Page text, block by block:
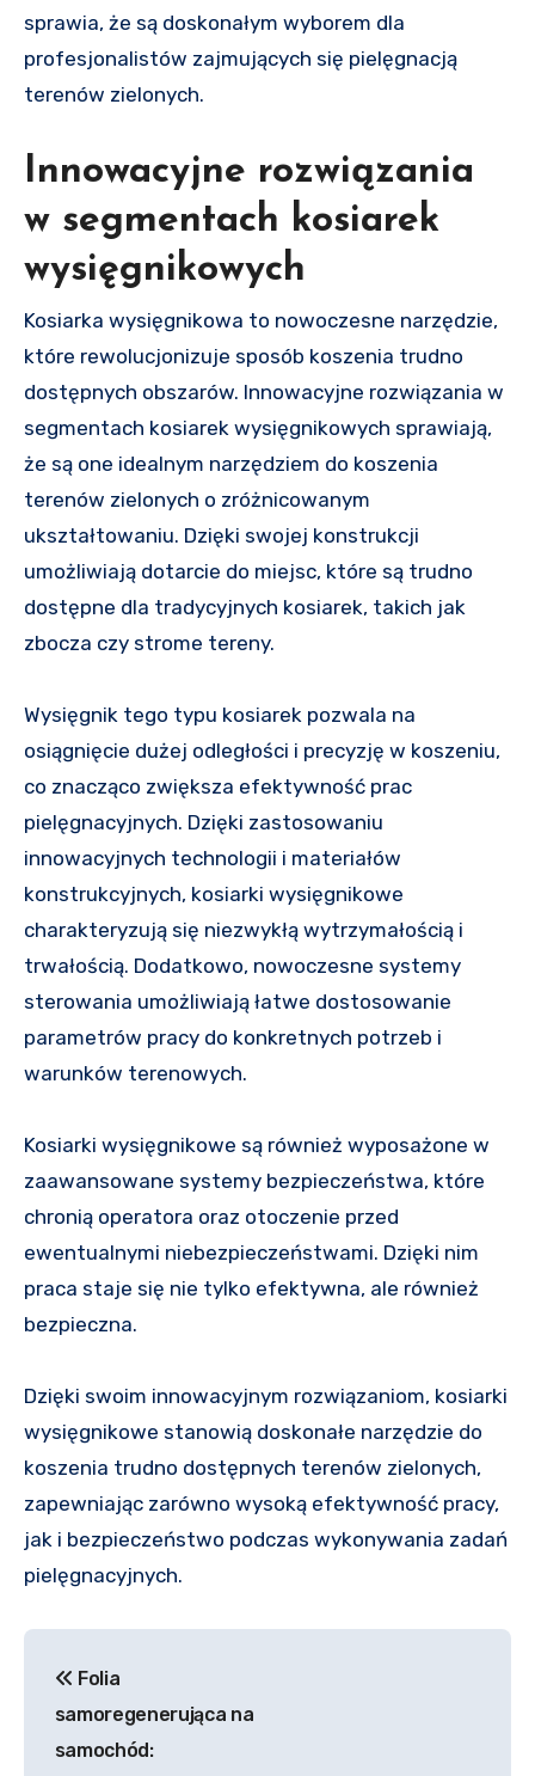
sprawia, że są doskonałym wyborem dla
profesjonalistów zajmujących się pielęgnacją
terenów zielonych.
Innowacyjne rozwiązania
w segmentach kosiarek
wysięgnikowych
Kosiarka wysięgnikowa to nowoczesne narzędzie,
które rewolucjonizuje sposób koszenia trudno
dostępnych obszarów. Innowacyjne rozwiązania w
segmentach kosiarek wysięgnikowych sprawiają,
że są one idealnym narzędziem do koszenia
terenów zielonych o zróżnicowanym
ukształtowaniu. Dzięki swojej konstrukcji
umożliwiają dotarcie do miejsc, które są trudno
dostępne dla tradycyjnych kosiarek, takich jak
zbocza czy strome tereny.
Wysięgnik tego typu kosiarek pozwala na
osiągnięcie dużej odległości i precyzję w koszeniu,
co znacząco zwiększa efektywność prac
pielęgnacyjnych. Dzięki zastosowaniu
innowacyjnych technologii i materiałów
konstrukcyjnych, kosiarki wysięgnikowe
charakteryzują się niezwykłą wytrzymałością i
trwałością. Dodatkowo, nowoczesne systemy
sterowania umożliwiają łatwe dostosowanie
parametrów pracy do konkretnych potrzeb i
warunków terenowych.
Kosiarki wysięgnikowe są również wyposażone w
zaawansowane systemy bezpieczeństwa, które
chronią operatora oraz otoczenie przed
ewentualnymi niebezpieczeństwami. Dzięki nim
praca staje się nie tylko efektywna, ale również
bezpieczna.
Dzięki swoim innowacyjnym rozwiązaniom, kosiarki
wysięgnikowe stanowią doskonałe narzędzie do
koszenia trudno dostępnych terenów zielonych,
zapewniając zarówno wysoką efektywność pracy,
jak i bezpieczeństwo podczas wykonywania zadań
pielęgnacyjnych.
wpisu
Folia
samoregenerująca na
samochód: